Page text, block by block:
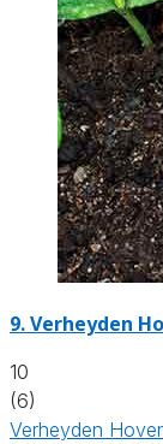
9.Verheyden
10
(6)
Verheyden